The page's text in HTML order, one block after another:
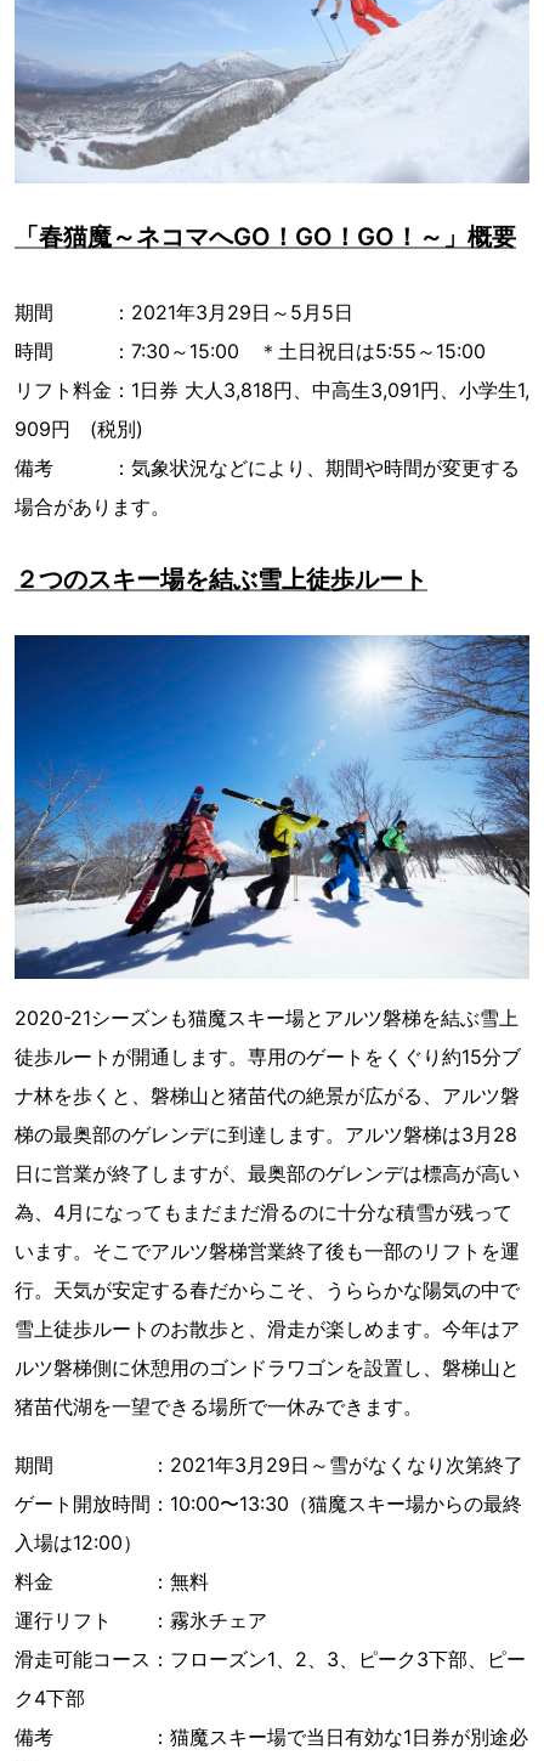
「春猫魔～ネコマへGO！GO！GO！～」概要
期間 ：2021年3月29日～5月5日
時間 ：7:30～15:00 ＊土日祝日は5:55～15:00
リフト料金：1日券 大人3,818円、中高生3,091円、小学生1,
909円 (税別)
備考 ：気象状況などにより、期間や時間が変更する
場合があります。
２つのスキー場を結ぶ雪上徒歩ルート
2020-21シーズンも猫魔スキー場とアルツ磐梯を結ぶ雪上
徒歩ルートが開通します。専用のゲートをくぐり約15分ブ
ナ林を歩くと、磐梯山と猪苗代の絶景が広がる、アルツ磐
梯の最奥部のゲレンデに到達します。アルツ磐梯は3月28
日に営業が終了しますが、最奥部のゲレンデは標高が高い
為、4月になってもまだまだ滑るのに十分な積雪が残って
います。そこでアルツ磐梯営業終了後も一部のリフトを運
行。天気が安定する春だからこそ、うららかな陽気の中で
雪上徒歩ルートのお散歩と、滑走が楽しめます。今年はア
ルツ磐梯側に休憩用のゴンドラワゴンを設置し、磐梯山と
猪苗代湖を一望できる場所で一休みできます。
期間 ：2021年3月29日～雪がなくなり次第終了
ゲート開放時間：10:00〜13:30（猫魔スキー場からの最終
入場は12:00）
料金 ：無料
運行リフト ：霧氷チェア
滑走可能コース：フローズン1、2、3、ピーク3下部、ピー
ク4下部
備考 ：猫魔スキー場で当日有効な1日券が別途必